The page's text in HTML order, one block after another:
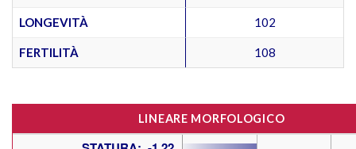
LONGEVITÀ 102
FERTILITÀ 108
LINEARE MORFOLOGICO